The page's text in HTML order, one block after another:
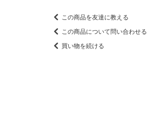
この商品を友達に教える
この商品について問い合わせる
買い物を続ける